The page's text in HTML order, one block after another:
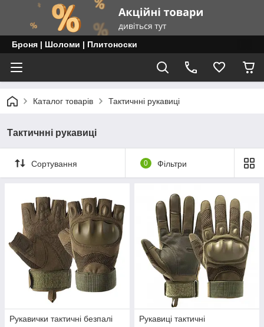
Броня | Шоломи | Плитоноски
Каталог товарів Тактичнні рукавиці
Тактичнні рукавиці
Сортування 0 Фільтри
Рукавички тактичні безпалі
Рукавиці тактичні